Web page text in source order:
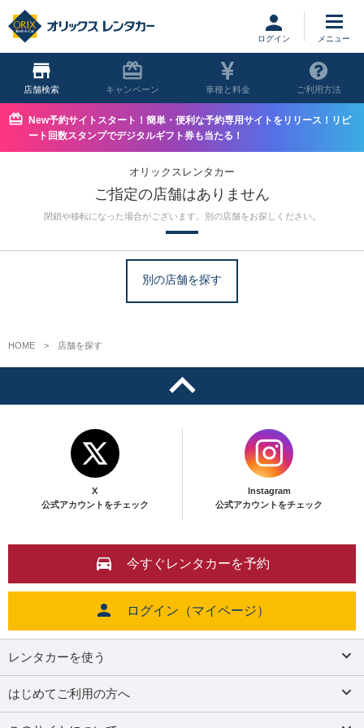
ログイン
店舗 キャンペーン 車種と料金 ご利用方法
New予約サイトスタート！簡単・便利な予約専用サイトをリリース！リピ
ート回数スタンプでデジタルギフト券も当たる！
オリックスレンタカー
ご指定の店舗はありません
閉鎖や移転になった場合がございます。別の店舗をお探しください。
別の店舗を探す
HOME 店舗を探す
X
公式アカウントをチェック
Instagram
公式アカウントをチェック
今すぐレンタカーを予約
ログイン（マイページ）
レンタカーを使う
はじめてご利用の方へ